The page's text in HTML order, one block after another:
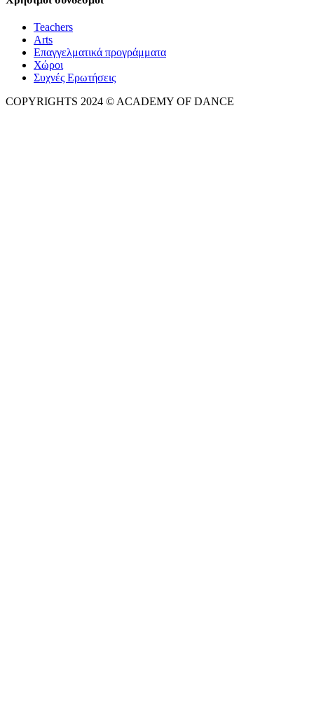
Teachers
Arts
Επαγγελματικά προγράμματα
Χώροι
Συχνές Ερωτήσεις
COPYRIGHTS 2024 © ACADEMY OF DANCE